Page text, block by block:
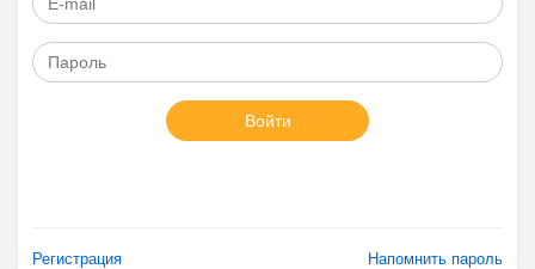
Войти
Регистрация Напомнить пароль